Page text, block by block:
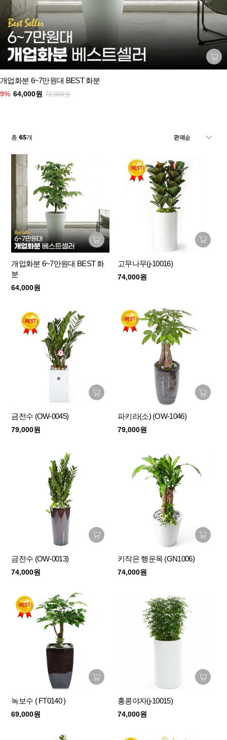
개업화분 6~7만원대 BEST 화분
9% 64,000원 70,000원
총 65개
개업화분 6~7만원대 BEST 화
분
64,000원
고무나무(j-10016)
74,000원
금전수 (OW-0045)
79,000원
파키라(소) (OW-1046)
79,000원
금전수 (OW-0013)
74,000원
키작은 행운목 (GN1006)
74,000원
녹보수 ( FT0140 )
69,000원
홍콩야자(j-10015)
74,000원